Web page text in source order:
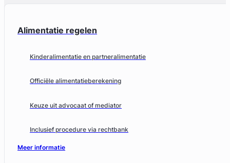
Alimentatie regelen
Kinderalimentatie en partneralimentatie
Officiële alimentatieberekening
Keuze uit advocaat of mediator
Inclusief procedure via rechtbank
Meer informatie